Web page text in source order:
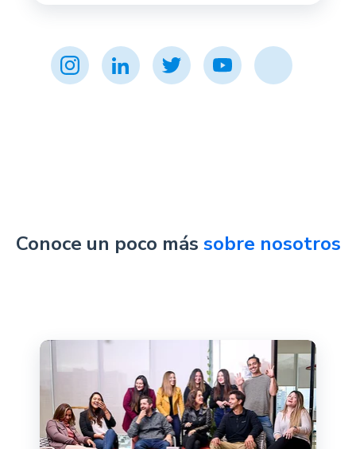
Conoce un poco más sobre nosotros